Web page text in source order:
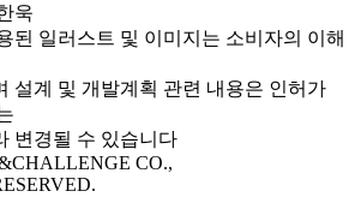
욱
된 일러스트 및 이미지는 소비자의 이해
설계 및 개발계획 관련 내용은 인허가
변경될 수 있습니다
CO.,